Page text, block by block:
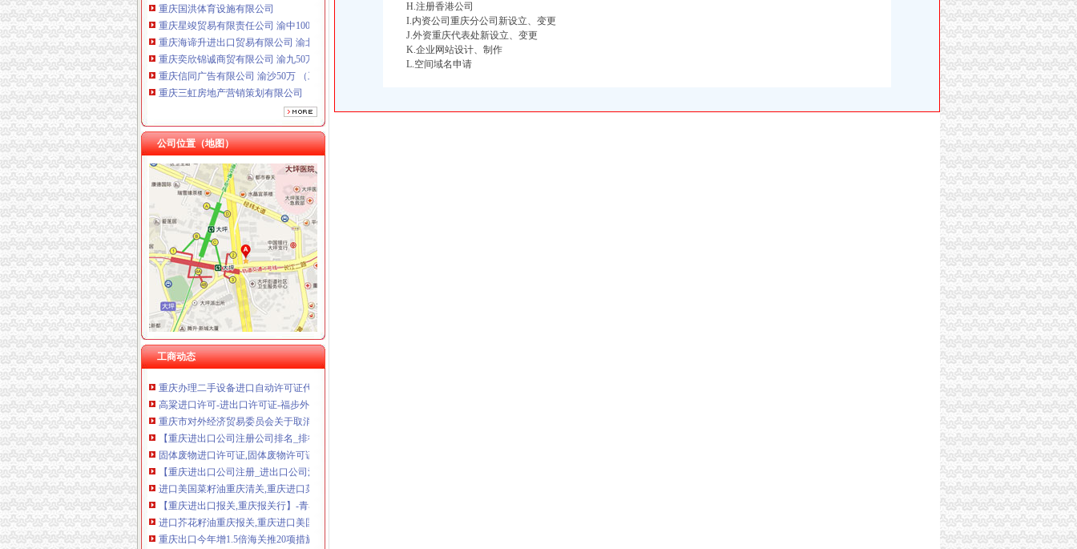
重庆星竣贸易有限责任公司 渝中100万 （进出口权）
重庆海谛升进出口贸易有限公司 渝北100万 （进出口权）
重庆奕欣锦诚商贸有限公司 渝九50万 （工商注册）
重庆信同广告有限公司 渝沙50万 （工商注册）
重庆三虹房地产营销策划有限公司
重庆宝鹰汽车销售有限公司
重庆鸽牌电线电缆有限公司 渝北10010万 (进出口权)
重庆傲志众达投资咨询有限责任公司 渝九1000万 （增资）
重庆臣夫商贸有限公司 （执照专让）
重庆国洪体育设施有限公司
重庆星竣贸易有限责任公司 渝中100万 （进出口权）
重庆海谛升进出口贸易有限公司 渝北100万 （进出口权）
重庆奕欣锦诚商贸有限公司 渝九50万 （工商注册）
重庆信同广告有限公司 渝沙50万 （工商注册）
重庆三虹房地产营销策划有限公司
重庆宝鹰汽车销售有限公司
公司位置（地图）
工商动态
重庆进出口许可证
重庆市加工贸易进出口值10月创下单月历史新高_加工贸易_中国国际电
重庆顺源工商代办进出口权只要一周时间_经济论坛_天涯论坛_天涯社区
重庆专项审批：长生桥镇代办海关进出口许可\餐饮服务许可\道路运输-
重庆钢铁股份有限公司的自动进口许可证（N）_信息公开
重庆市博赛矿业（集团）股份有限公司的自动进口许可证（N-
成都办2003年上半年签发进出口许可证况中华共和国商务部网
重庆出口今年增1.5倍海关推20项措施-搜狐财经
重庆出口今年增1.5倍外贸增速领跑全国-搜狐滚动
进出口许可证办理成都英国公司注册成都-钱眼产品
重庆出口今年增1.5倍海关推20项措施-搜狐滚动
重庆办理二手设备进口自动许可证代理公司/重庆二手设备进口快速报关
高粱进口许可-进出口许可证-福步外贸论坛（FOBBusinessForum）
重庆市对外经济贸易委员会关于取消进出口货物许可证工本费项目有关
【重庆进出口公司注册公司排名_排行榜_十大品牌_口碑好的进出口
固体废物进口许可证,固体废物许可证,重庆市固体废物转移许可证
【重庆进出口公司注册_进出口公司注册流程_进出口公司注册代理】-
进口美国菜籽油重庆清关,重庆进口菜籽油清关报关-成都进出口代理】
【重庆进出口报关,重庆报关行】-青羊玉林易登网
进口芥花籽油重庆报关,重庆进口美国芥花籽油报关-成都进出口代理】
重庆出口今年增1.5倍海关推20项措施_中国经济网——国家经济门户
成都办2003年签发进出口许可证况中华共和国商务部网站
H.注册香港公司
I.内资公司重庆分公司新设立、变更
J.外资重庆代表处新设立、变更
K.企业网站设计、制作
L.空间域名申请